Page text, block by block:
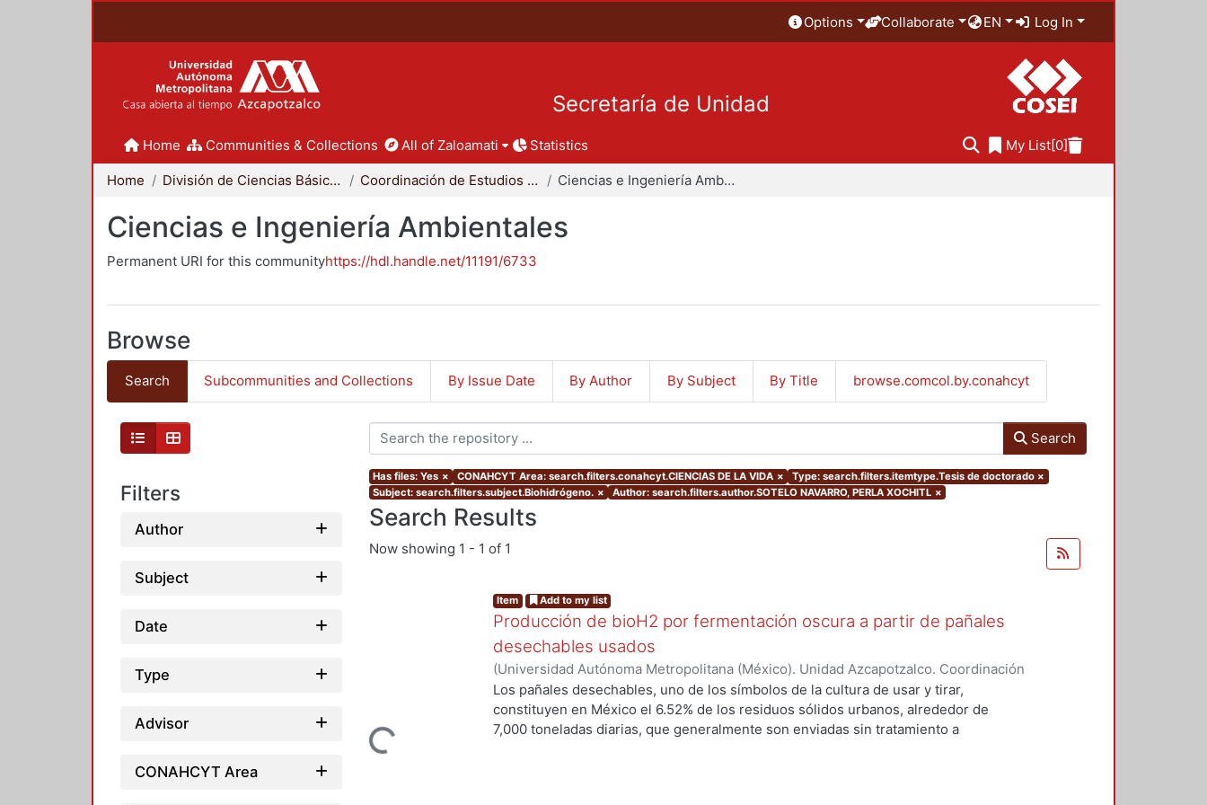
Options Collaborate EN Log In
Secretaría de Unidad
Home Communities & Collections All of Zaloamati Statistics My List[0]
Home División de Ciencias Básicas e Ingeniería Coordinación de Estudios de Posgrado - CBI Ciencias e Ingeniería Ambientales
Ciencias e Ingeniería Ambientales
Permanent URI for this communityhttps://hdl.handle.net/11191/6733
Browse
Search Subcommunities and Collections By Issue Date By Author By Subject By Title browse.comcol.by.conahcyt
Filters
Author
Subject
Date
Type
Advisor
CONAHCYT Area
Search
Has files: Yes × CONAHCYT Area: search.filters.conahcyt.CIENCIAS DE LA VIDA × Type: search.filters.itemtype.Tesis de doctorado ×
Subject: search.filters.subject.Biohidrógeno. × Author: search.filters.author.SOTELO NAVARRO, PERLA XOCHITL ×
Search Results
Now showing 1 - 1 of 1
Loading...
Item Add to my list
Producción de bioH2 por fermentación oscura a partir de pañales
desechables usados
(Universidad Autónoma Metropolitana (México). Unidad Azcapotzalco. Coordinación
de Servicios de Información.,2017-04)SOTELO NAVARRO, PERLA XOCHITL
Los pañales desechables, uno de los símbolos de la cultura de usar y tirar,
constituyen en México el 6.52% de los residuos sólidos urbanos, alrededor de
7,000 toneladas diarias, que generalmente son enviadas sin tratamiento a